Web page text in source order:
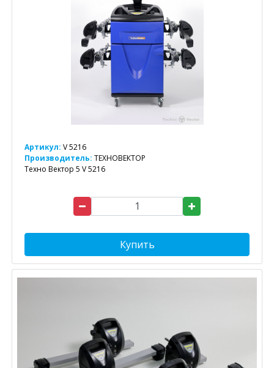
Артикул: V 5216
Производитель: ТЕХНОВЕКТОР
Техно Вектор 5 V 5216
Купить